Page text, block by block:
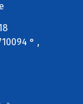
° ,